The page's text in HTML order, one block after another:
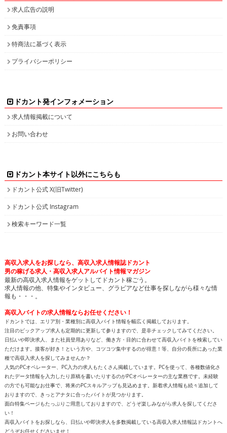
求人広告の説明
免責事項
特商法に基づく表示
プライバシーポリシー
ドカント発インフォメーション
求人情報掲載について
お問い合わせ
ドカント本サイト以外にこちらも
ドカント公式 X(旧Twitter)
ドカント公式 Instagram
検索キーワード一覧
高収入求人をお探しなら、高収入求人情報誌ドカント
男の稼げる求人・高収入求人アルバイト情報マガジン
最新の高収入求人情報をゲットしてドカント稼ごう。
求人情報の他、特集やインタビュー、グラビアなど仕事を探しながら様々な情
報も・・・。
高収入バイトの求人情報ならお任せください！
ドカントでは、エリア別・業種別に高収入バイト情報を幅広く掲載しております。
注目のピックアップ求人も定期的に更新して参りますので、是非チェックしてみてください。
日払いや即決求人、また社員登用ありなど、働き方・目的に合わせて高収入バイトを検索してい
ただけます。接客が好き！という方や、コツコツ集中するのが得意！等、自分の長所にあった業
種で高収入求人を探してみませんか？
人気のPCオペレーター、PC入力の求人もたくさん掲載しています。PCを使って、各種数値化さ
れたデータ情報を入力したり原稿を書いたりするのがPCオペレーターの主な業務です。未経験
の方でも可能なお仕事で、将来のPCスキルアップも見込めます。新着求人情報も続々追加して
おりますので、きっとアナタに合ったバイトが見つかります。
面白特集ページもたっぷりご用意しておりますので、どうぞ楽しみながら求人を探してくださ
い！
高収入バイトをお探しなら、日払いや即決求人を多数掲載している高収入求人情報誌ドカントへ
どうぞお任せくださいませ！